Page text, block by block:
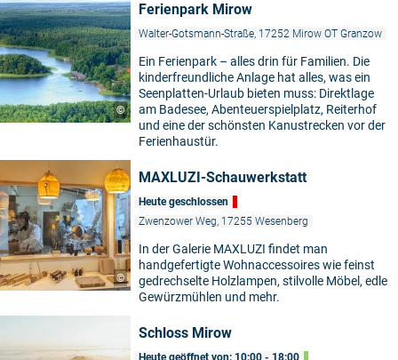
©
Ferienpark Mirow
Walter-Gotsmann-Straße, 17252 Mirow OT Granzow
Ein Ferienpark – alles drin für Familien. Die
kinderfreundliche Anlage hat alles, was ein
Seenplatten-Urlaub bieten muss: Direktlage
am Badesee, Abenteuerspielplatz, Reiterhof
und eine der schönsten Kanustrecken vor der
Ferienhaustür.
©
MAXLUZI-Schauwerkstatt
Heute geschlossen
Zwenzower Weg, 17255 Wesenberg
In der Galerie MAXLUZI findet man
handgefertigte Wohnaccessoires wie feinst
gedrechselte Holzlampen, stilvolle Möbel, edle
Gewürzmühlen und mehr.
Schloss Mirow